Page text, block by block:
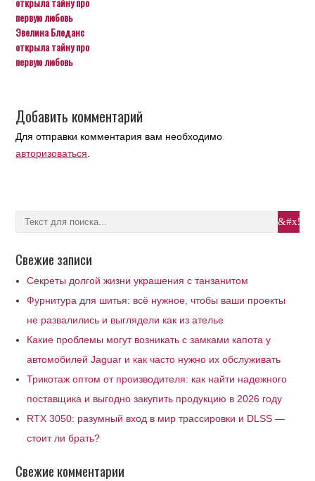
Эвелина Бледанс
открыла тайну про
первую любовь
Добавить комментарий
Для отправки комментария вам необходимо
авторизоваться
Свежие записи
Секреты долгой жизни украшения с танзанитом
Фурнитура для шитья: всё нужное, чтобы ваши проекты
не развалились и выглядели как из ателье
Какие проблемы могут возникать с замками капота у
автомобилей Jaguar и как часто нужно их обслуживать
Трикотаж оптом от производителя: как найти надежного
поставщика и выгодно закупить продукцию в 2026 году
RTX 3050: разумный вход в мир трассировки и DLSS —
стоит ли брать?
Свежие комментарии